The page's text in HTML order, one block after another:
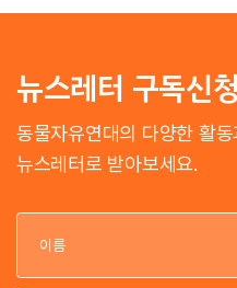
뉴스레터 구독신청
동물자유연대의 다양한 활
뉴스레터로 받아보세요.